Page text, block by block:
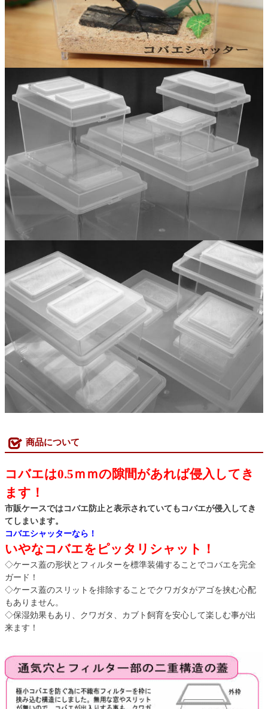
商品について
コバエは0.5ｍｍの隙間があれば侵入してき
ます！
市販ケースではコバエ防止と表示されていてもコバエが侵入してき
てしまいます。
コバエシャッターなら！
いやなコバエをピッタリシャット！
◇ケース蓋の形状とフィルターを標準装備することでコバエを完全
ガード！
◇ケース蓋のスリットを排除することでクワガタがアゴを挟む心配
もありません。
◇保湿効果もあり、クワガタ、カブト飼育を安心して楽しむ事が出
来ます！